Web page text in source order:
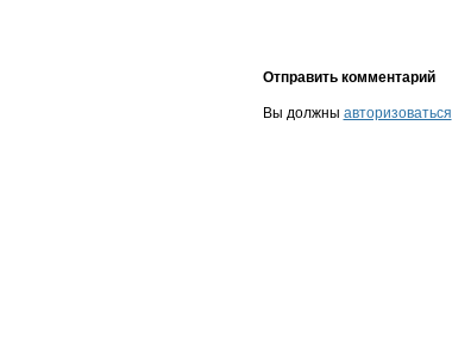
Отправить комментарий
Вы должны авторизоваться